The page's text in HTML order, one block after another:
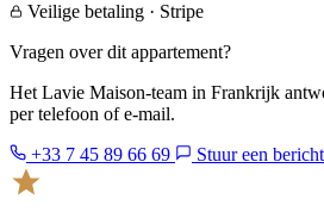
Veilige betaling · Stripe
Vragen over dit appartement?
Het Lavie Maison-team in Frankrijk
per telefoon of e-mail.
+33 7 45 89 66 69
Stuur een bericht